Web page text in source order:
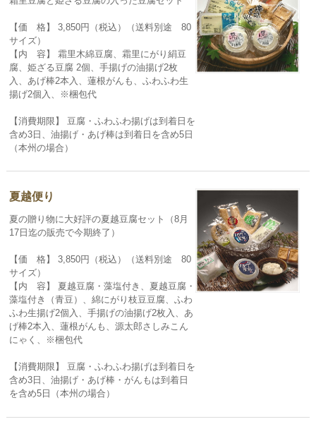
【価 格】 3,850円（税込）（送料別途 80
サイズ）
【内 容】 霜里木綿豆腐、霜里にがり絹豆
腐、姫ざる豆腐 2個、手揚げの油揚げ2枚
入、あげ棒2本入、蓮根がんも、ふわふわ生
揚げ2個入、※梱包代
【消費期限】 豆腐・ふわふわ揚げは到着日を
含め3日、油揚げ・あげ棒は到着日を含め5日
（本州の場合）
夏越便り
夏の贈り物に大好評の夏越豆腐セット（8月
17日迄の販売で今期終了）
【価 格】 3,850円（税込）（送料別途 80
サイズ）
【内 容】 夏越豆腐・藻塩付き、夏越豆腐・
藻塩付き（青豆）、綿にがり枝豆豆腐、ふわ
ふわ生揚げ2個入、手揚げの油揚げ2枚入、あ
げ棒2本入、蓮根がんも、源太郎さしみこん
にゃく、※梱包代
【消費期限】 豆腐・ふわふわ揚げは到着日を
含め3日、油揚げ・あげ棒・がんもは到着日
を含め5日（本州の場合）